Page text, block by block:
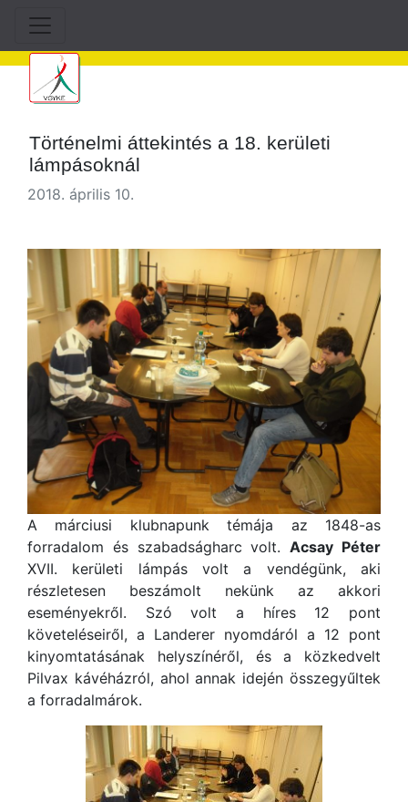
Történelmi áttekintés a 18. kerületi
lámpásoknál
2018. április 10.
A márciusi klubnapunk témája az 1848-as
forradalom és szabadságharc volt.Acsay Péter
XVII. kerületi lámpás volt a vendégünk, aki
részletesen beszámolt nekünk az akkori
eseményekről. Szó volt a híres 12 pont
követeléseiről, a Landerer nyomdáról a 12 pont
kinyomtatásának helyszínéről, és a közkedvelt
Pilvax kávéházról, ahol annak idején összegyűltek
a forradalmárok.